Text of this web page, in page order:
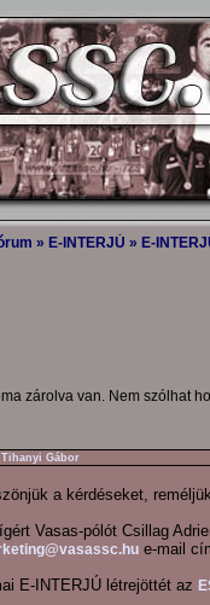
» E-INTERJÚ » E-
zárolva van. Nem szólhat
Tihanyi Gábor
a kérdéseket,
Vasas-pólót Csillag
e-mail
E-INTERJÚ létrejöttét az